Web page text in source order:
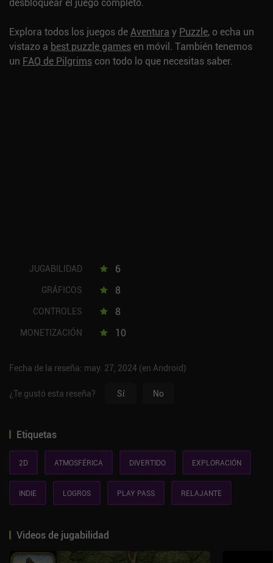
Explora todos los juegos deAventura y Puzzle, o echa un
vistazo a best puzzle games en móvil. También tenemos
un FAQ de Pilgrims con todo lo que necesitas saber.
JUGABILIDAD 6
GRÁFICOS 8
CONTROLES 8
MONETIZACIÓN 10
Fecha de la reseña: may. 27, 2024 (en Android)
¿Te gustó esta reseña? Sí No
Etiquetas
2D ATMOSFÉRICA DIVERTIDO EXPLORACIÓN
INDIE LOGROS PLAY PASS RELAJANTE
Videos de jugabilidad